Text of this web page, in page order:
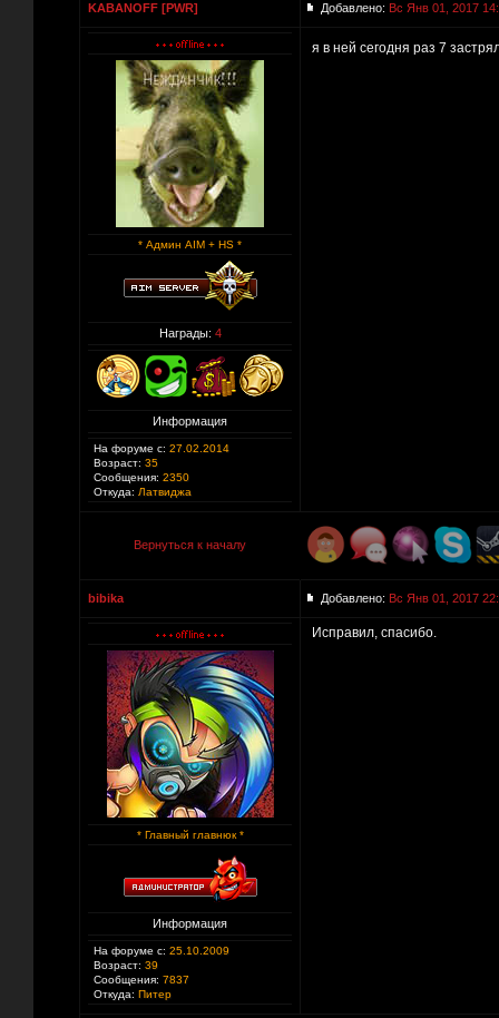
KABANOFF [PWR] Добавлено: Вс Янв 01, 2017
* Админ AIM + HS *
Награды: 4
Информация
На форуме с: 27.02.2014
Возраст: 35
Сообщения: 2350
Откуда: Латвиджа
я в ней сегодня раз 7
Вернуться к началу
bibika Добавлено: Вс Янв 01, 2017
* Главный главнюк *
Информация
На форуме с: 25.10.2009
Возраст: 39
Сообщения: 7837
Откуда: Питер
Исправил, спасибо.